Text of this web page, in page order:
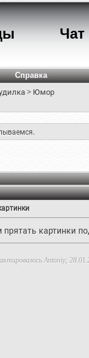
Чат
Справка
> Юмор
картинки
Antoniy;